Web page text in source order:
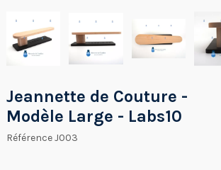
Jeannette de Couture -
Modèle Large - Labs10
RéférenceJ003